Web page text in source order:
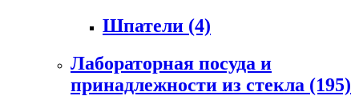
Шпатели (4)
Лабораторная посуда и
принадлежности из стекла (195)